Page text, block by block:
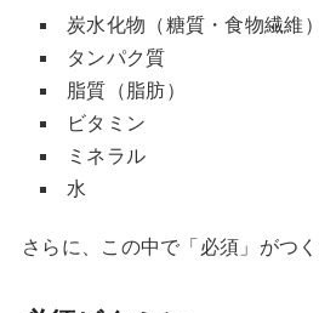
炭水化物（糖質・食物繊維）
タンパク質
脂質（脂肪）
ビタミン
ミネラル
水
さらに、この中で「必須」が